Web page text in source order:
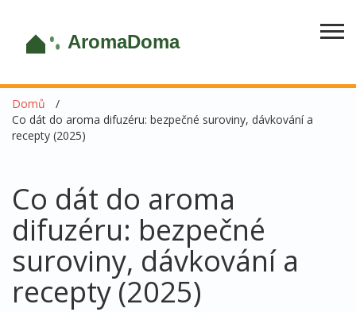
Domů
Co dát do aroma difuzéru: bezpečné suroviny, dávkování a
recepty (2025)
Co dát do aroma
difuzéru: bezpečné
suroviny, dávkování a
recepty (2025)